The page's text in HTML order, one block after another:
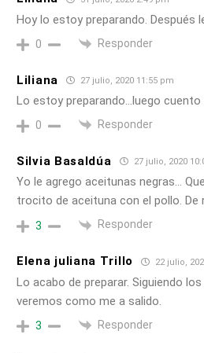
Hoy lo estoy preparando. Después
0 Responder
Liliana 27 julio, 2020 11:55 pm
Lo estoy preparando…luego
0 Responder
Silvia Basaldúa 27 julio, 2020
Yo le agrego aceitunas negras…
trocito de aceituna con el pollo. De
3 Responder
Elena juliana Trillo 22 julio,
Lo acabo de preparar. Siguiendo
veremos como me a salido.
3 Responder